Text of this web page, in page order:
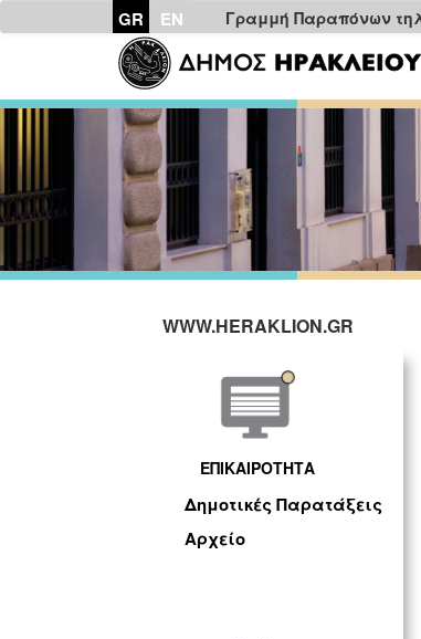
GR EN Γραμμή Παραπόνων τηλ
WWW.HERAKLION.GR
ΕΠΙΚΑΙΡΟΤΗΤΑ
Δημοτικές Παρατάξεις
Αρχείο